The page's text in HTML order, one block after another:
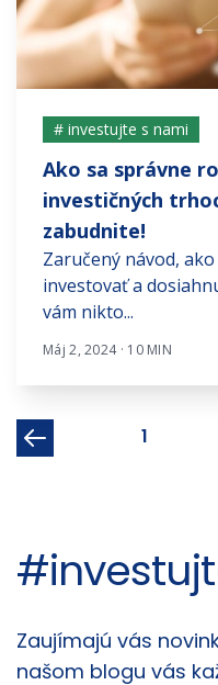
# investujte s nami
Ako sa správne
investičných
zabudnite!
Zaručený návod,
investovať a
vám nikto...
Máj 2, 2024 · 10 MIN
1
Články
Zaujímajú vás
našom blogu vás